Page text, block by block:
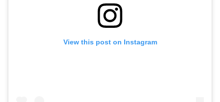
View this post on Instagram